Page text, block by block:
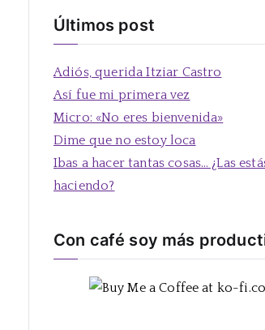
Últimos post
Adiós, querida Itziar Castro
Así fue mi primera vez
Micro: «No eres bienvenida»
Dime que no estoy loca
Ibas a hacer tantas cosas… ¿Las
haciendo?
Con café soy más